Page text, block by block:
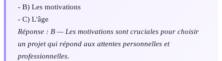
- B) Les motivations
- C) L'âge
Réponse : B — Les motivations sont cruciales pour choisir
un projet qui répond aux attentes personnelles et
professionnelles.